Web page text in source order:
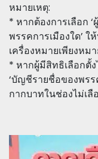
หมายเหตุ:
* หากต้องการเลือก
พรรคการเมืองใด’
เครื่องหมายเพียงหมา
* หากผู้มีสิทธิเลือกตั้ง
‘บัญชีรายชื่อของพรร
กากบาทในช่องไม่เลื